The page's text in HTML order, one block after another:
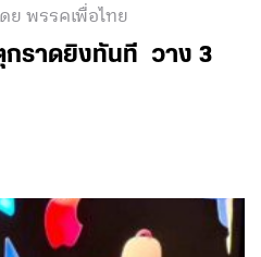
ย พรรคเพื่อไทย
กราดยิงทันที วาง 3